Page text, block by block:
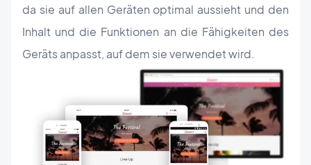
da sie auf allen Geräten optimal aussieht und den
Inhalt und die Funktionen an die Fähigkeiten des
Geräts anpasst, auf dem sie verwendet wird.